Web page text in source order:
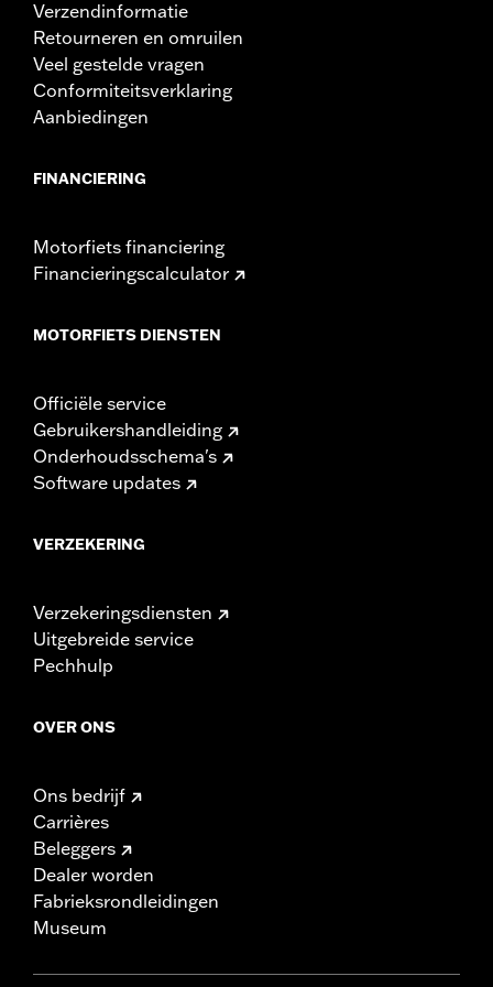
Verzendinformatie
Retourneren en omruilen
Veel gestelde vragen
Conformiteitsverklaring
Aanbiedingen
FINANCIERING
Motorfiets financiering
Financieringscalculator
MOTORFIETS DIENSTEN
Officiële service
Gebruikershandleiding
Onderhoudsschema's
Software updates
VERZEKERING
Verzekeringsdiensten
Uitgebreide service
Pechhulp
OVER ONS
Ons bedrijf
Carrières
Beleggers
Dealer worden
Fabrieksrondleidingen
Museum